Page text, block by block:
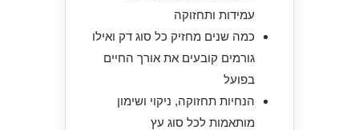
עמידות ותחזוקה
כמה שנים מחזיק כל סוג דק ואילו
גורמים קובעים את אורך החיים
בפועל
הנחיות תחזוקה, ניקוי ושימון
מותאמות לכל סוג עץ